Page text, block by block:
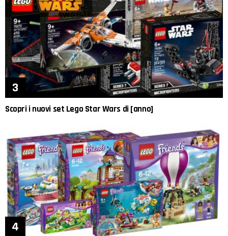
Scopri i nuovi set Lego Star Wars di [anno]